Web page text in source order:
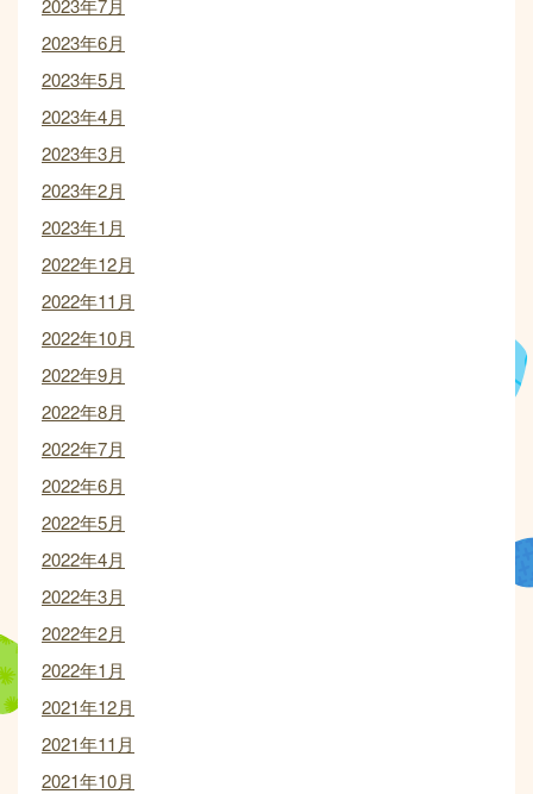
2023年7月
2023年6月
2023年5月
2023年4月
2023年3月
2023年2月
2023年1月
2022年12月
2022年11月
2022年10月
2022年9月
2022年8月
2022年7月
2022年6月
2022年5月
2022年4月
2022年3月
2022年2月
2022年1月
2021年12月
2021年11月
2021年10月